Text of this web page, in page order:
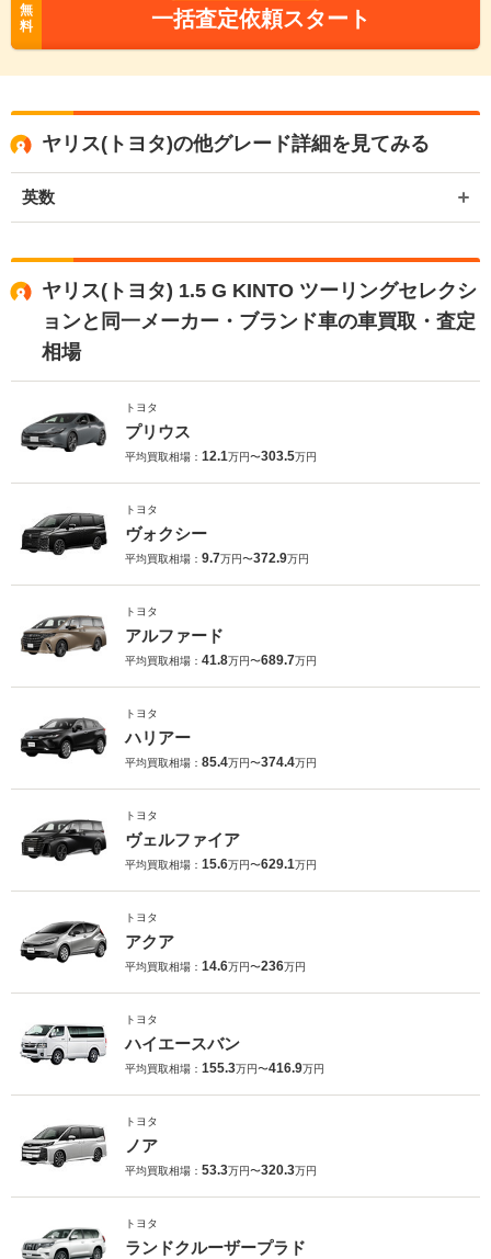
無
料
一括査定依頼スタート
ヤリス(トヨタ)の他グレード詳細を見てみる
英数
ヤリス(トヨタ) 1.5 G KINTO ツーリングセレクシ
ョンと同一メーカー・ブランド車の車買取・査定
相場
トヨタ
プリウス
平均買取相場： 12.1万円〜303.5万円
トヨタ
ヴォクシー
平均買取相場： 9.7万円〜372.9万円
トヨタ
アルファード
平均買取相場： 41.8万円〜689.7万円
トヨタ
ハリアー
平均買取相場： 85.4万円〜374.4万円
トヨタ
ヴェルファイア
平均買取相場： 15.6万円〜629.1万円
トヨタ
アクア
平均買取相場： 14.6万円〜236万円
トヨタ
ハイエースバン
平均買取相場： 155.3万円〜416.9万円
トヨタ
ノア
平均買取相場： 53.3万円〜320.3万円
トヨタ
ランドクルーザープラド